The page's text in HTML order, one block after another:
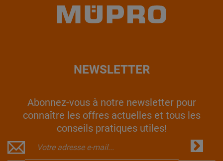
NEWSLETTER
Abonnez-vous à notre newsletter pour
connaître les offres actuelles et tous les
conseils pratiques utiles!